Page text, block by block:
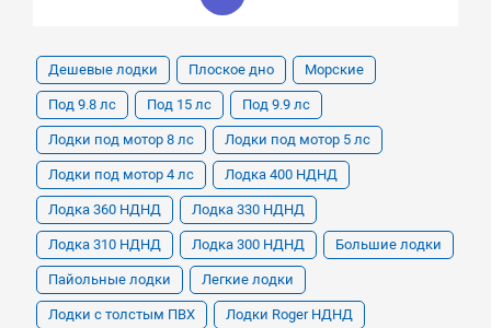
Дешевые лодки Плоское дно Морские
Под 9.8 лс Под 15 лс Под 9.9 лс
Лодки под мотор 8 лс Лодки под мотор 5 лс
Лодки под мотор 4 лс Лодка 400 НДНД
Лодка 360 НДНД Лодка 330 НДНД
Лодка 310 НДНД Лодка 300 НДНД Большие лодки
Пайольные лодки Легкие лодки
Лодки с толстым ПВХ Лодки Roger НДНД